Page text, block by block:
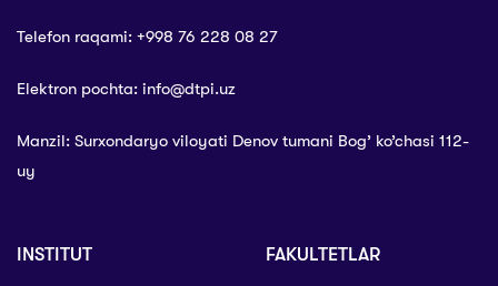
Telefon raqami: +998 76 228 08 27
Elektron pochta: info@dtpi.uz
Manzil: Surxondaryo viloyati Denov tumani Bog’ ko’chasi 112-
uy
INSTITUT FAKULTETLAR